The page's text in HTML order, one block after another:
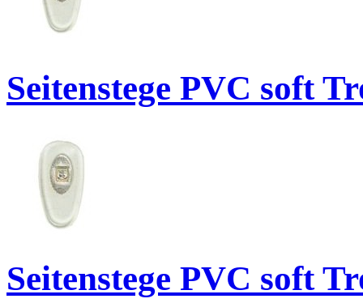
Seitenstege PVC soft
Seitenstege PVC soft